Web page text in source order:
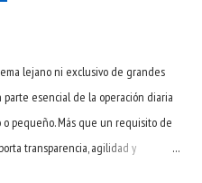
lejano ni exclusivo de grandes
parte esencial de la operación diaria
pequeño. Más que un requisito de
transparencia, agilidad y